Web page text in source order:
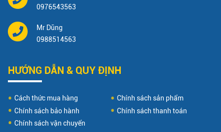
0976543563
Mr Dũng
0988514563
HƯỚNG DẪN & QUY ĐỊNH
Cách thức mua hàng
Chính sách sản phẩm
Chính sách bảo hành
Chính sách thanh toán
Chính sách vận chuyển